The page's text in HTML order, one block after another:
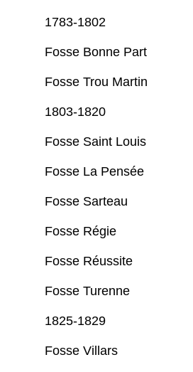
1783-1802
Fosse Bonne Part
Fosse Trou Martin
1803-1820
Fosse Saint Louis
Fosse La Pensée
Fosse Sarteau
Fosse Régie
Fosse Réussite
Fosse Turenne
1825-1829
Fosse Villars